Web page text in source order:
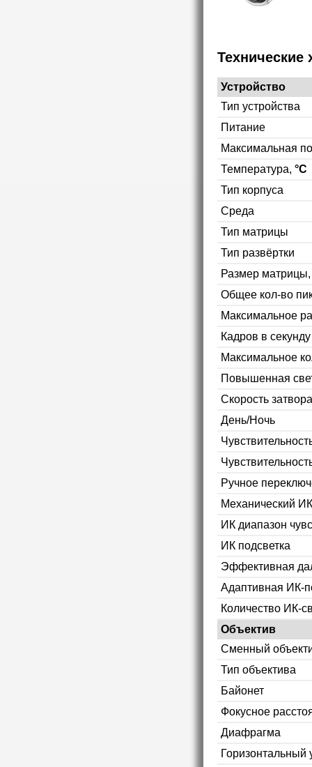
Технические
Устройство
Тип устройства
Питание
Максимальная
Температура, °C
Тип корпуса
Среда
Тип матрицы
Тип развёртки
Размер
Общее кол-во
Максимальное
Кадров в
Максимальное
Повышенная
Скорость
День/Ночь
Ручное
Механический
ИК диапазон
ИК подсветка
Эффективная
Адаптивная ИК-
Количество ИК-
Объектив
Сменный
Тип объектива
Байонет
Фокусное
Диафрагма
Горизонтальный